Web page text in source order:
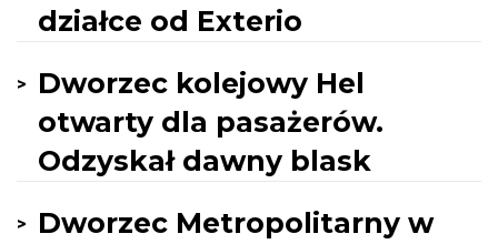
działce od Exterio
Dworzec kolejowy Hel
otwarty dla pasażerów.
Odzyskał dawny blask
Dworzec Metropolitarny w